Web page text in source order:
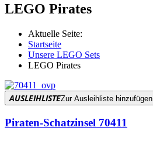
LEGO Pirates
Aktuelle Seite:
Startseite
Unsere LEGO Sets
LEGO Pirates
AUSLEIHLISTEZur Ausleihliste hinzufügen
Piraten-Schatzinsel 70411